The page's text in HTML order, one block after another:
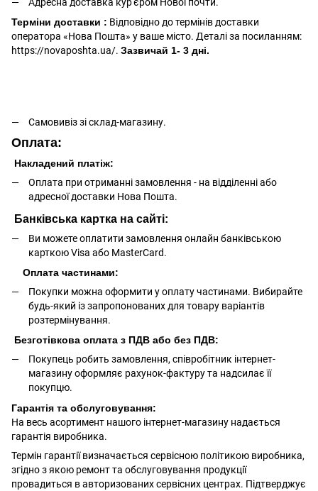
Терміни доставки : Відповідно до термінів доставки
оператора «Нова Пошта» у ваше місто. Деталі за посиланням:
https://novaposhta.ua/. Зазвичай 1- 3 дні.
Самовивіз зі склад-магазину.
Оплата:
Накладений платіж:
Оплата при отриманні замовлення - на відділенні або
адресної доставки Нова Пошта.
Банківська картка на сайті:
Ви можете оплатити замовлення онлайн банківською
карткою Visa або MasterCard.
Оплата частинами:
Покупки можна оформити у оплату частинами. Вибирайте
будь-який із запропонованих для товару варіантів
розтермінування.
Безготівкова оплата з ПДВ або без ПДВ:
Покупець робить замовлення, співробітник інтернет-
магазину оформляє рахунок-фактуру та надсилає її
покупцю.
Гарантія та обслуговування:
На весь асортимент нашого інтернет-магазину надається
гарантія виробника.
Термін гарантії визначається сервісною політикою виробника,
згідно з якою ремонт та обслуговування продукції
провадиться в авторизованих сервісних центрах. Підтверджує